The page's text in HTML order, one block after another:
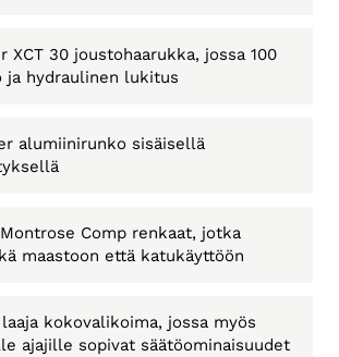
XCT 30 joustohaarukka, jossa 100
ja hydraulinen lukitus
alumiinirunko sisäisellä
Comp renkaat, jotka
maastoon että katukäyttöön
laaja kokovalikoima, jossa myös
ajajille sopivat säätöominaisuudet